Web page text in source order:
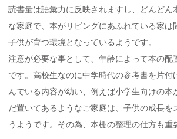
読書量は語彙力に反映されますし、どんどん
な家庭で、本がリビングにあふれている家は
子供が育つ環境となっているようです。
注意が必要な事として、年齢によって本の配
です。高校生なのに中学時代の参考書を片付
んでいる内容が幼い、例えば小学生向けの本
だ置いてあるようなご家庭は、子供の成長を
うようです。その為、本棚の整理の仕方も重